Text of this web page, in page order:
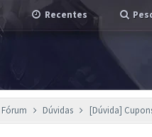
Recentes
Fórum Dúvidas [Dúvida]